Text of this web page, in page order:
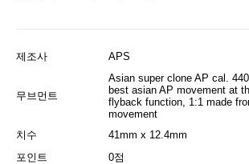
제조사 APS
무브먼트
Asian super clone AP cal.
best asian AP movement at
flyback function, 1:1 made
movement
치수
41mm x 12.4mm
포인트
0점